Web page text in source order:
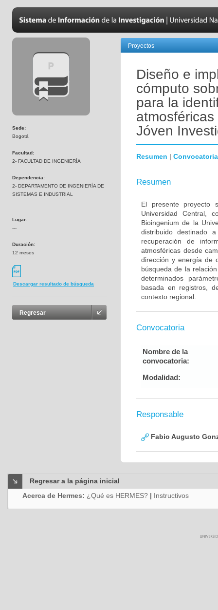
Sede:
Bogotá
Facultad:
2- FACULTAD DE INGENIERÍA
Dependencia:
2- DEPARTAMENTO DE INGENIERÍA DE
SISTEMAS E INDUSTRIAL
Lugar:
---
Duración:
12 meses
Descargar resultado de búsqueda
Regresar
Proyectos
Diseño e
cómputo
para la
Jóven
Resumen | Convocatoria
Resumen
El presente proyecto
Universidad Central,
Bioingenium de la
distribuido destinado
recuperación de
atmosféricas desde
dirección y energía de
búsqueda de la
determinados
basada en registros,
contexto regional.
Convocatoria
Nombre de la
convocatoria:
Modalidad:
Responsable
Fabio Augusto
Regresar a la página inicial
Acerca de Hermes: ¿Qué es HERMES? | Instructivos